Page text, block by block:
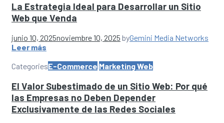
La Estrategia Ideal para Desarrollar un Sitio
Web que Venda
junio 10, 2025noviembre 10, 2025 byGemini Media Networks
Leer más
CategoriesE-Commerce Marketing Web
El Valor Subestimado de un Sitio Web: Por qué
las Empresas no Deben Depender
Exclusivamente de las Redes Sociales